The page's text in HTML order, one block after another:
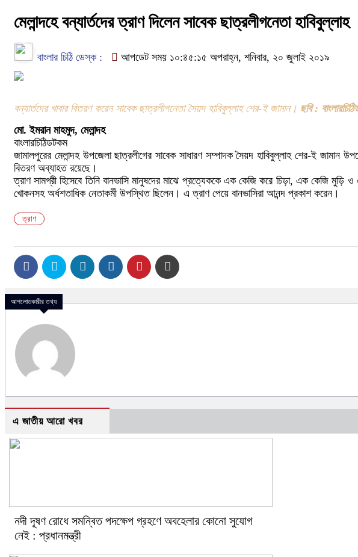
মেলান্দহে বন্যার্তদের ত্রাণ দিলেন সাবেক ছাত্রলীগনেতা হাবিবুল্লাহ
বাংলার চিঠি ডেস্ক : আপডেট সময় ১০:৪৫:১৫ অপরাহ্ন, শনিবার, ২০ জুলাই ২০১৯
বন্যার্তদের খাবার বিতরণ করেন সাবেক ছাত্রলীগনেতা সৈয়দ হাবিবুল্লাহ শের-ই জামান। ছবি :
মো. ইমরান মাহমুদ, মেলান্দহ
বাংলারচিঠিডটকম
জামালপুরের মেলান্দহ উপজেলা ছাত্রলীগের সাবেক সাধারণ সম্পাদক সৈয়দ হাবিবুল্লাহ শের-ই
বিতরণ অব্যাহত রয়েছে।
ত্রাণ সামগ্রী হিসেবে তিনি বানভাসি মানুষদের মাঝে প্রত্যেককে এক কেজি করে চিড়া, এক কেজি
খোকনসহ অর্ধশতাধিক নেতাকর্মী উপস্থিত ছিলেন। এ ত্রাণ পেয়ে বানভাসিরা আনন্দ প্রকাশ করেন।
ত্রাণ
আপলোডকারীর তথ্য
এ জাতীয় আরো খবর
নদী দূষণ রোধে সমন্বিত পদক্ষেপ গ্রহণে অবহেলার কোনো সুযোগ
নেই : প্রধানমন্ত্রী